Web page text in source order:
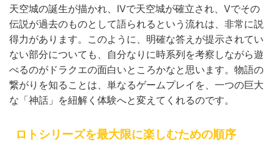
天空城の誕生が描かれ、IVで天空城が確立され、Vでその
伝説が過去のものとして語られるという流れは、非常に説
得力があります。このように、明確な答えが提示されてい
ない部分についても、自分なりに時系列を考察しながら遊
べるのがドラクエの面白いところかなと思います。物語の
繋がりを知ることは、単なるゲームプレイを、一つの巨大
な「神話」を紐解く体験へと変えてくれるのです。
ロトシリーズを最大限に楽しむための順序